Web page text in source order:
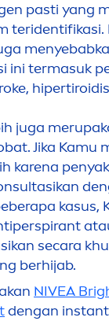
pasti yang
teridentifikasi.
men
ini termasuk
juga
Jika Kamu
karena
kasus,
secara
berhijab.
NIVEA
dengan instant